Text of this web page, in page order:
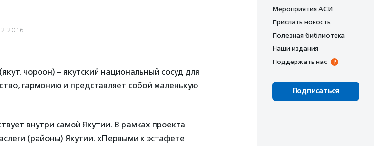
чороон) – якутский национальный сосуд для
гармонию и представляет собой маленькую
внутри самой Якутии. В рамках проекта
(районы) Якутии. «Первыми к эстафете
Мероприятия АСИ
Прислать новость
Полезная библиотека
Наши издания
Поддержать нас
Подписаться